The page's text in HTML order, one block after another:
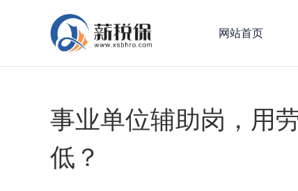
网站首页
事业单位辅助岗，用
低？